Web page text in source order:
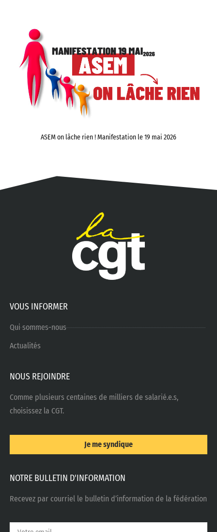
ASEM on lâche rien ! Manifestation le 19 mai 2026
VOUS INFORMER
Qui sommes-nous
Actualités
NOUS REJOINDRE
Comme plusieurs centaines de milliers de salarié.e.s,
choisissez la CGT.
Je me syndique
NOTRE BULLETIN D'INFORMATION
Recevez par courriel le bulletin d’information de la fédération